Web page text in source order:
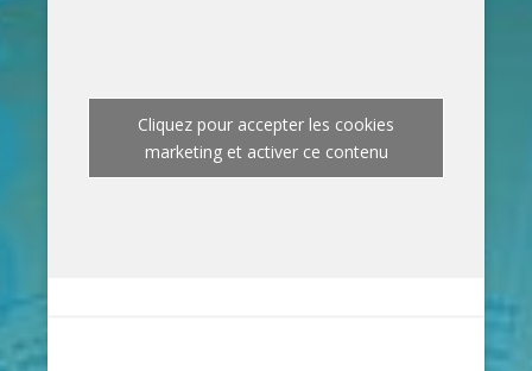
Cliquez pour accepter les cookies
marketing et activer ce contenu